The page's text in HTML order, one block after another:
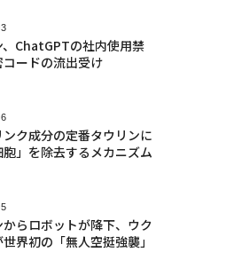
、ChatGPTの社内使用禁
ードの流出受け
ンク成分の定番タウリンに
胞」を除去するメカニズム
からロボットが降下、ウク
界初の「無人空挺強襲」